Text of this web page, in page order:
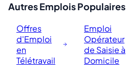
Autres Emplois Populaires
Offres
d'Emploi
en
Télétravail
Emploi
Opérateur
de Saisie à
Domicile